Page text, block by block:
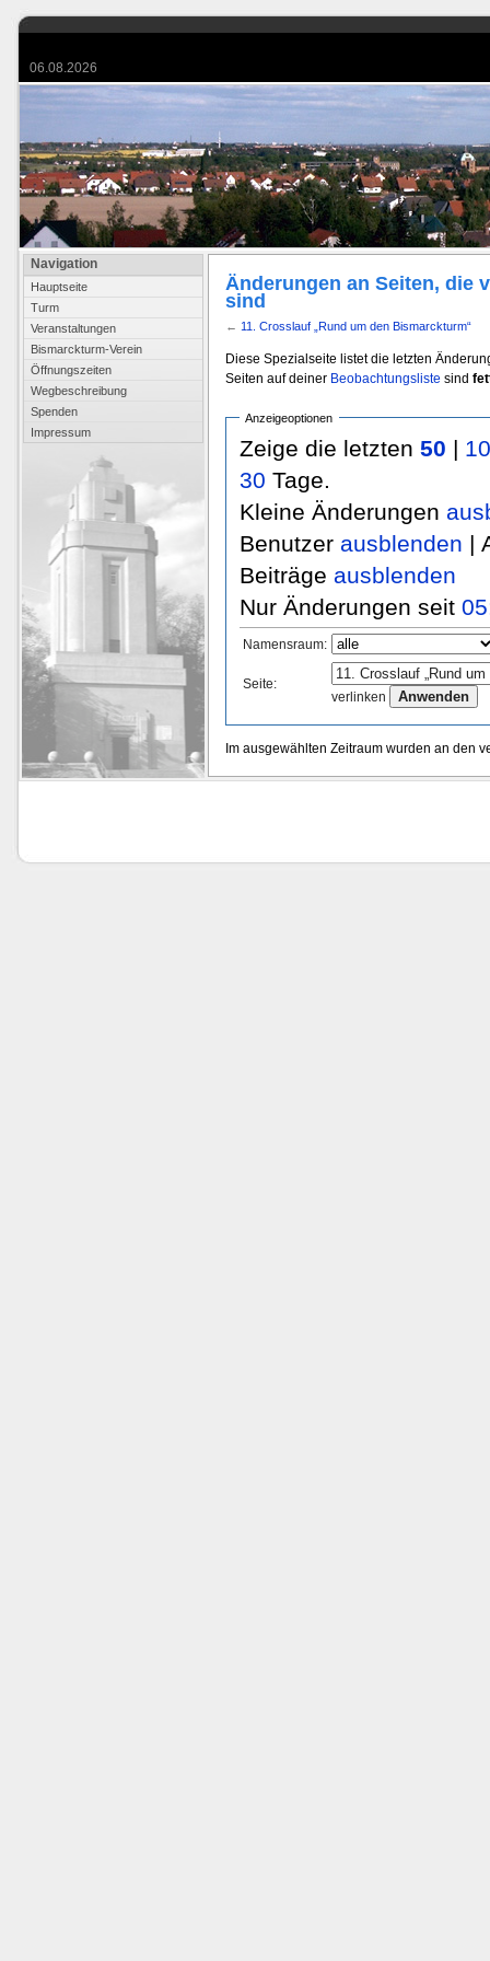
06.08.2026
Navigation
Hauptseite
Turm
Veranstaltungen
Bismarckturm-Verein
Öffnungszeiten
Wegbeschreibung
Spenden
Impressum
Änderungen an Seiten, die
sind
← 11. Crosslauf „Rund um den Bismarckturm“
Diese Spezialseite listet die letzten
Seiten auf deiner Beobachtungsliste sind
Anzeigeoptionen
Zeige die letzten 50
30 Tage.
Kleine Änderungen
Benutzer ausblenden |
Beiträge ausblenden
Nur Änderungen seit
Namensraum:
Seite:
verlinken
Im ausgewählten Zeitraum wurden an den